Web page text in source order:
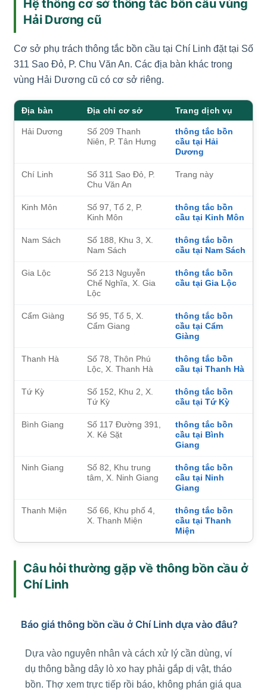
Hệ thống cơ sở thông tắc bồn cầu vùng
Hải Dương cũ
Cơ sở phụ trách thông tắc bồn cầu tại Chí Linh đặt tại Số
311 Sao Đỏ, P. Chu Văn An. Các địa bàn khác trong
vùng Hải Dương cũ có cơ sở riêng.
Địa bàn Địa chỉ cơ sở Trang dịch vụ
Hải Dương
Số 209 Thanh
Niên, P. Tân Hưng
thông tắc bồn
cầu tại Hải
Dương
Chí Linh
Số 311 Sao Đỏ, P.
Chu Văn An
Trang này
Kinh Môn
Số 97, Tổ 2, P.
Kinh Môn
thông tắc bồn
cầu tại Kinh Môn
Nam Sách
Số 188, Khu 3, X.
Nam Sách
thông tắc bồn
cầu tại Nam Sách
Gia Lộc
Số 213 Nguyễn
Chế Nghĩa, X. Gia
Lộc
thông tắc bồn
cầu tại Gia Lộc
Cẩm Giàng
Số 95, Tổ 5, X.
Cẩm Giang
thông tắc bồn
cầu tại Cẩm
Giàng
Thanh Hà
Số 78, Thôn Phú
Lộc, X. Thanh Hà
thông tắc bồn
cầu tại Thanh Hà
Tứ Kỳ
Số 152, Khu 2, X.
Tứ Kỳ
thông tắc bồn
cầu tại Tứ Kỳ
Bình Giang
Số 117 Đường 391,
X. Kẻ Sặt
thông tắc bồn
cầu tại Bình
Giang
Ninh Giang
Số 82, Khu trung
tâm, X. Ninh Giang
thông tắc bồn
cầu tại Ninh
Giang
Thanh Miện
Số 66, Khu phố 4,
X. Thanh Miện
thông tắc bồn
cầu tại Thanh
Miện
Câu hỏi thường gặp về thông bồn cầu ở
Chí Linh
Báo giá thông bồn cầu ở Chí Linh dựa vào đâu?
Dựa vào nguyên nhân và cách xử lý cần dùng, ví
dụ thông bằng dây lò xo hay phải gắp dị vật, tháo
bồn. Thợ xem trực tiếp rồi báo, không phán giá qua